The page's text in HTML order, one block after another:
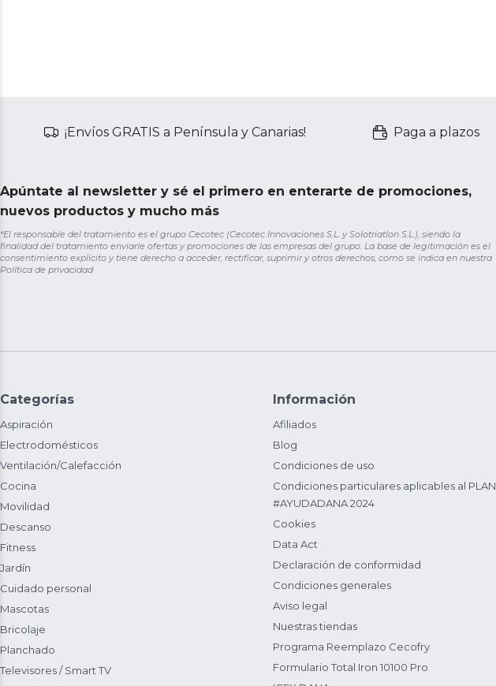
¡Envíos GRATIS a Península y Canarias! Paga a plazos
Apúntate al newsletter y sé el primero en enterarte de promociones,
nuevos productos y mucho más
*El responsable del tratamiento es el grupo Cecotec (Cecotec Innovaciones S.L. y Solotriatlon S.L.), siendo la
finalidad del tratamiento enviarle ofertas y promociones de las empresas del grupo. La base de legitimación es el
consentimiento explícito y tiene derecho a acceder, rectificar, suprimir y otros derechos, como se indica en nuestra
Política de privacidad
Categorías
Aspiración
Electrodomésticos
Ventilación/Calefacción
Cocina
Movilidad
Descanso
Fitness
Jardín
Cuidado personal
Mascotas
Bricolaje
Planchado
Televisores / Smart TV
Información
Afiliados
Blog
Condiciones de uso
Condiciones particulares aplicables al PLAN
#AYUDADANA 2024
Cookies
Data Act
Declaración de conformidad
Condiciones generales
Aviso legal
Nuestras tiendas
Programa Reemplazo Cecofry
Formulario Total Iron 10100 Pro